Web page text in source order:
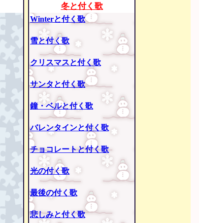
冬と付く歌
Winterと付く歌
雪と付く歌
クリスマスと付く歌
サンタと付く歌
鐘・ベルと付く歌
バレンタインと付く歌
チョコレートと付く歌
光の付く歌
最後の付く歌
悲しみと付く歌